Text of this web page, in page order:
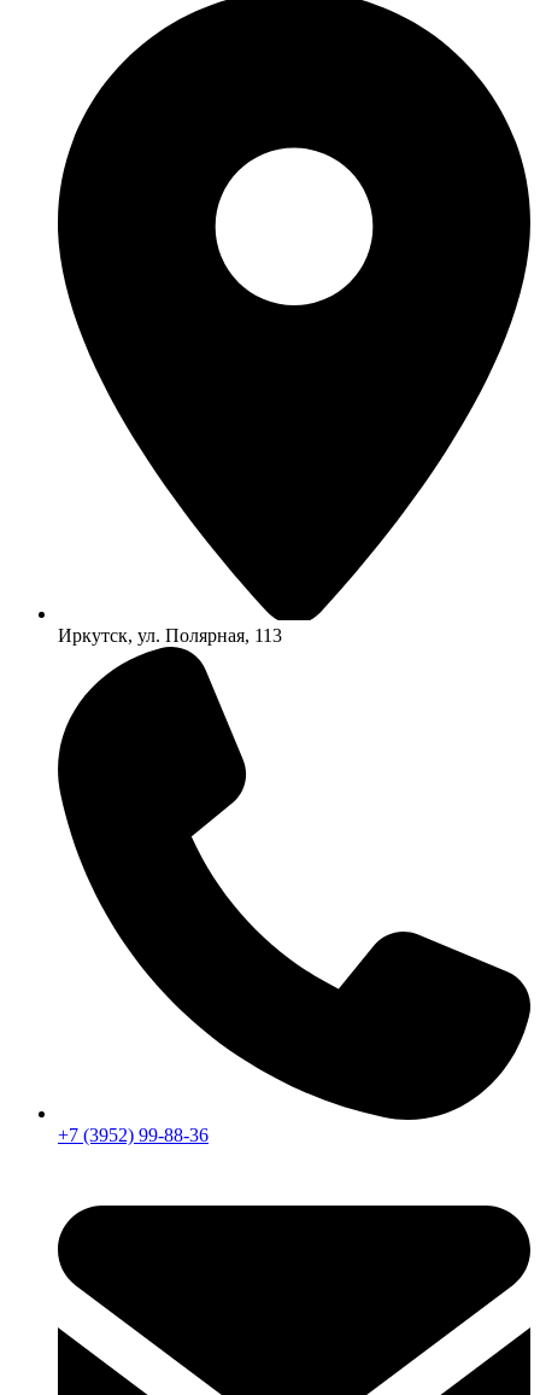
Иркутск, ул. Полярная, 113
+7 (3952) 99-88-36